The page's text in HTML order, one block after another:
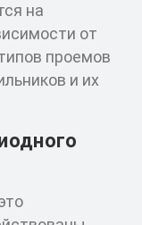
на
от
проемов
и их